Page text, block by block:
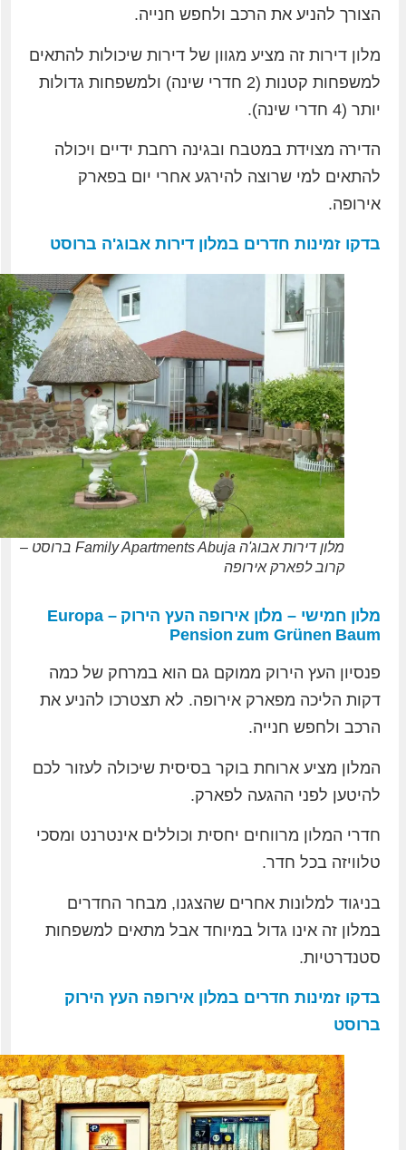
הצורך להניע את הרכב ולחפש חנייה.
מלון דירות זה מציע מגוון של דירות שיכולות להתאים
למשפחות קטנות (2 חדרי שינה) ולמשפחות גדולות
יותר (4 חדרי שינה).
הדירה מצוידת במטבח ובגינה רחבת ידיים ויכולה
להתאים למי שרוצה להירגע אחרי יום בפארק
אירופה.
בדקו זמינות חדרים במלון דירות אבוג'ה ברוסט
מלון דירות אבוג'ה Family Apartments Abuja ברוסט –
קרוב לפארק אירופה
מלון חמישי – מלון אירופה העץ הירוק – Europa
Pension zum Grünen Baum
פנסיון העץ הירוק ממוקם גם הוא במרחק של כמה
דקות הליכה מפארק אירופה. לא תצטרכו להניע את
הרכב ולחפש חנייה.
המלון מציע ארוחת בוקר בסיסית שיכולה לעזור לכם
להיטען לפני ההגעה לפארק.
חדרי המלון מרווחים יחסית וכוללים אינטרנט ומסכי
טלוויזה בכל חדר.
בניגוד למלונות אחרים שהצגנו, מבחר החדרים
במלון זה אינו גדול במיוחד אבל מתאים למשפחות
סטנדרטיות.
בדקו זמינות חדרים במלון אירופה העץ הירוק
ברוסט